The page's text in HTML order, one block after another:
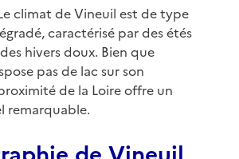
climat de Vineuil est de type
caractérisé par des étés
hivers doux. Bien que
pas de lac sur son
de la Loire offre un
remarquable.